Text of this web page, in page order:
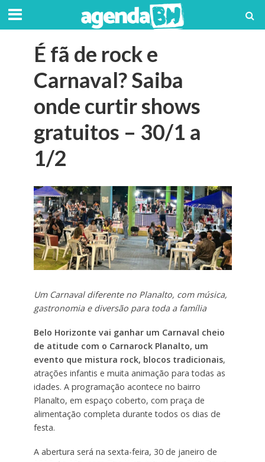
É fã de rock e
Carnaval? Saiba
onde curtir shows
gratuitos – 30/1 a
1/2
Um Carnaval diferente no Planalto, com música,
gastronomia e diversão para toda a família
Belo Horizonte vai ganhar um Carnaval cheio
de atitude com o Carnarock Planalto, um
evento que mistura rock, blocos tradicionais,
atrações infantis e muita animação para todas as
idades. A programação acontece no bairro
Planalto, em espaço coberto, com praça de
alimentação completa durante todos os dias de
festa.
A abertura será na sexta-feira, 30 de janeiro de